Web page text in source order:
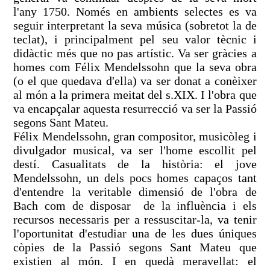
l'any 1750. Només en ambients selectes es va
seguir interpretant la seva música (sobretot la de
teclat), i principalment pel seu valor tècnic i
didàctic més que no pas artístic. Va ser gràcies a
homes com Félix Mendelssohn que la seva obra
(o el que quedava d'ella) va ser donat a conèixer
al món a la primera meitat del s.XIX. I l'obra que
va encapçalar aquesta resurrecció va ser la Passió
segons Sant Mateu.
Félix Mendelssohn, gran compositor, musicòleg i
divulgador musical, va ser l'home escollit pel
destí. Casualitats de la història: el jove
Mendelssohn, un dels pocs homes capaços tant
d'entendre la veritable dimensió de l'obra de
Bach com de disposar de la influència i els
recursos necessaris per a ressuscitar-la, va tenir
l'oportunitat d'estudiar una de les dues úniques
còpies de la Passió segons Sant Mateu que
existien al món. I en quedà meravellat: el